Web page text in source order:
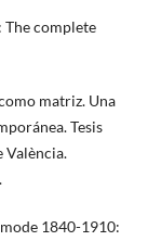
The complete
matriz. Una
Tesis
València.
1840-1910: